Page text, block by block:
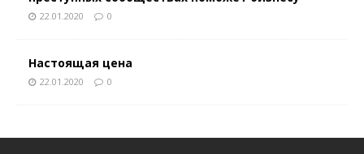
22.01.2020 0
Настоящая цена
22.01.2020 0